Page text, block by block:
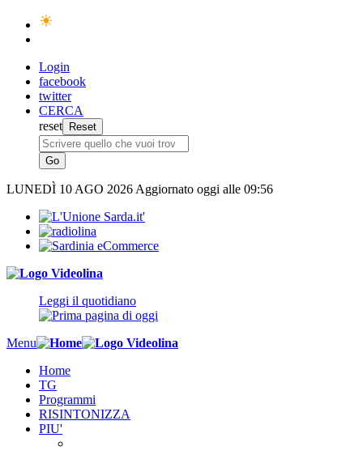
Login
facebook
twitter
CERCA
reset
LUNEDÌ 10 AGO 2026 Aggiornato oggi alle 09:56
Leggi il quotidiano
Menu
Home
TG
Programmi
RISINTONIZZA
PIU'